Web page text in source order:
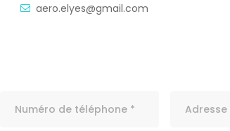
aero.elyes@gmail.com